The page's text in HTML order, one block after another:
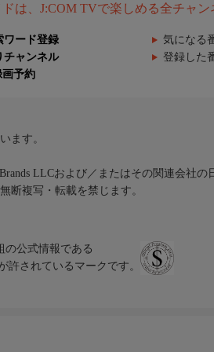
は、J:COM TVで楽しめる全チャ
ワード登録 気になる
チャンネル 登録した
画予約
ます。
LLCおよび／またはその関連会社の
断複写・転載を禁じます。
の公式情報である
許されているマークです。